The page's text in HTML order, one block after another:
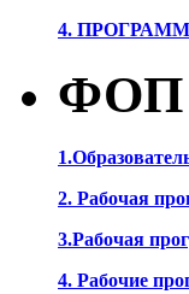
4.
ФОП
2. Рабочая
3.Рабочая
4. Рабочие